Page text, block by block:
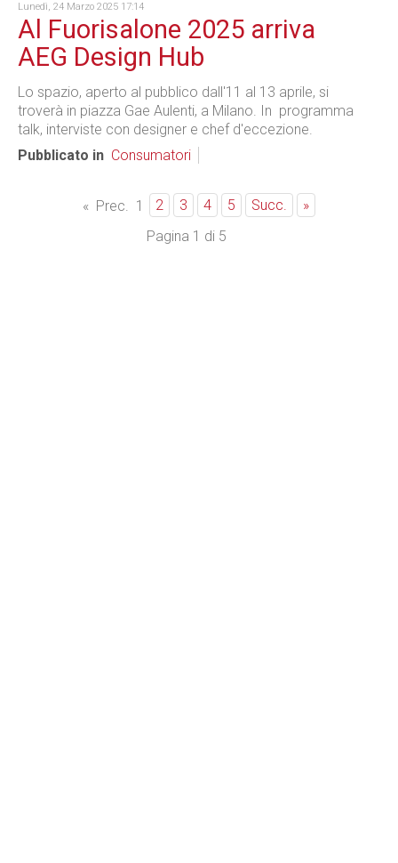
Lunedì, 24 Marzo 2025 17:14
Al Fuorisalone 2025 arriva
AEG Design Hub
Lo spazio, aperto al pubblico dall'11 al 13 aprile, si
troverà in piazza Gae Aulenti, a Milano. In programma
talk, interviste con designer e chef d'eccezione.
Pubblicato in Consumatori
« Prec. 1 2 3 4 5 Succ.
»
Pagina 1 di 5